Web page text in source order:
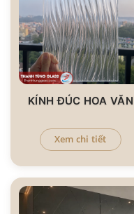
KÍNH ĐÚC HOA VĂN
Xem chi tiết